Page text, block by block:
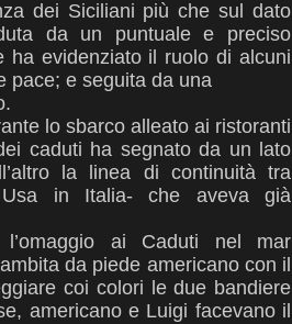
dei Siciliani più che sul dato
da un puntuale e preciso
ha evidenziato il ruolo di alcuni
pace; e seguita da una
lo sbarco alleato ai ristoranti
caduti ha segnato da un lato
la linea di continuità tra
Usa in Italia- che aveva già
l’omaggio ai Caduti nel mar
da piede americano con il
coi colori le due bandiere
americano e Luigi facevano il